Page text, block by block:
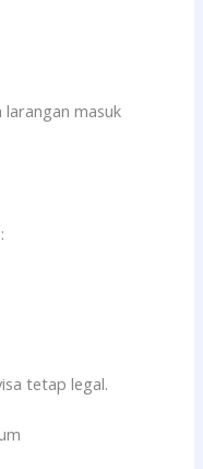
masuk
tetap legal.